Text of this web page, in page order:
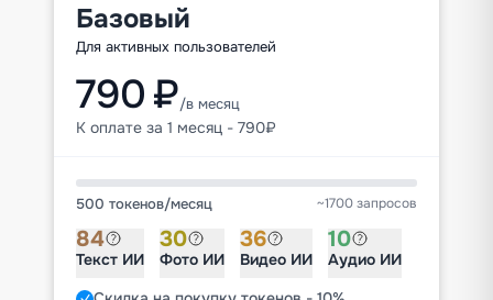
Базовый
Для активных пользователей
790 ₽/в месяц
К оплате за 1 месяц - 790₽
500 токенов/месяц ~1700 запросов
84
Текст ИИ
30
Фото ИИ
36
Видео ИИ
10
Аудио ИИ